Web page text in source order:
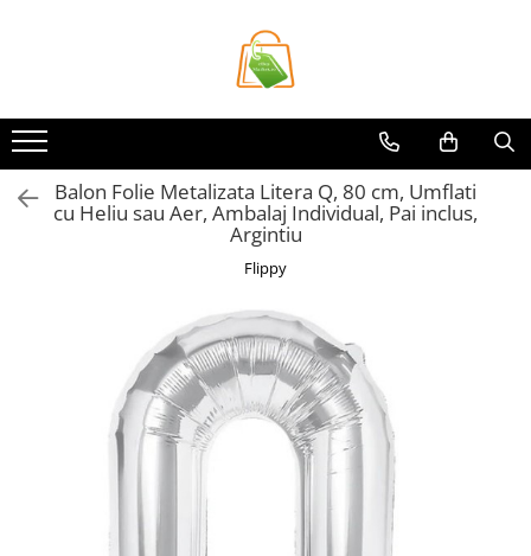
Casa si Bricolaj
Accesorii Birou si Consumabile
Articole pentru Animale
Dozatoare Condimente
Forme cuburi de gheata
Genti Termoizolante Mancare
Organizatoare si Depozitare
Balon Folie Metalizata Litera Q, 80 cm, Umflati
cu Heliu sau Aer, Ambalaj Individual, Pai inclus,
Argintiu
Flippy